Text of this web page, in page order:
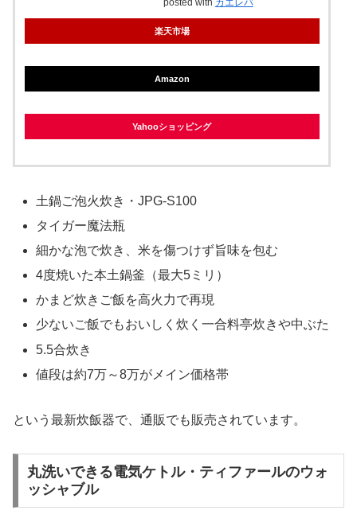
楽天市場
Amazon
Yahooショッピング
土鍋ご泡火炊き・JPG-S100
タイガー魔法瓶
細かな泡で炊き、米を傷つけず旨味を包む
4度焼いた本土鍋釜（最大5ミリ）
かまど炊きご飯を高火力で再現
少ないご飯でもおいしく炊く一合料亭炊きや中ぶた
5.5合炊き
値段は約7万～8万がメイン価格帯
という最新炊飯器で、通販でも販売されています。
丸洗いできる電気ケトル・ティファールのウォ
ッシャブル